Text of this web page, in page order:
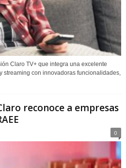
Claro TV+ que integra una excelente
streaming con innovadoras funcionalidades,
reconoce a empresas
0